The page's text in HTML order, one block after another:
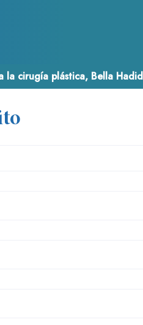
la cirugía plástica, Bella Hadid